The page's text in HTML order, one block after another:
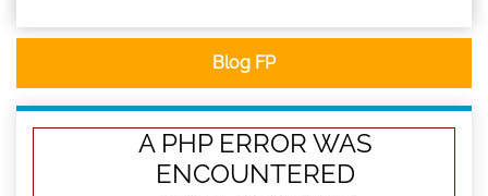
Blog FP
A PHP ERROR WAS
ENCOUNTERED